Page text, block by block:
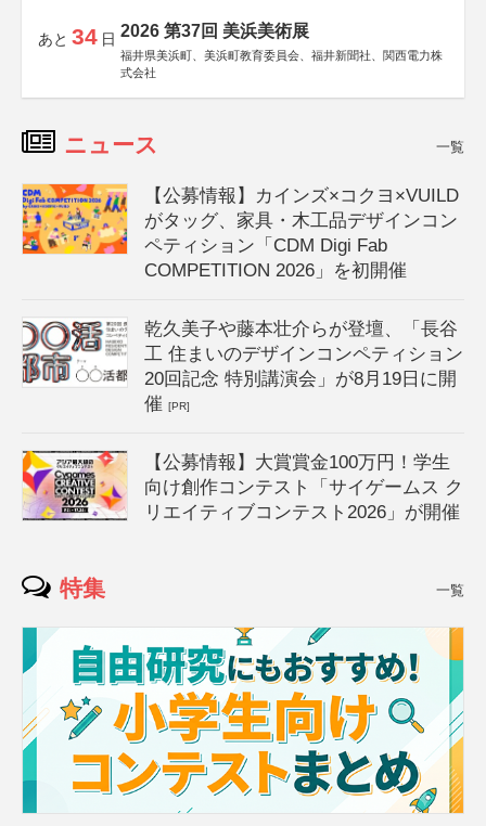
あと 34 日 2026 第37回 美浜美術展
福井県美浜町、美浜町教育委員会、福井新聞社、関西電力株
式会社
ニュース 一覧
【公募情報】カインズ×コクヨ×VUILD
がタッグ、家具・木工品デザインコン
ペティション「CDM Digi Fab
COMPETITION 2026」を初開催
乾久美子や藤本壮介らが登壇、「長谷
工 住まいのデザインコンペティション
20回記念 特別講演会」が8月19日に開
催[PR]
【公募情報】大賞賞金100万円！学生
向け創作コンテスト「サイゲームス ク
リエイティブコンテスト2026」が開催
特集 一覧